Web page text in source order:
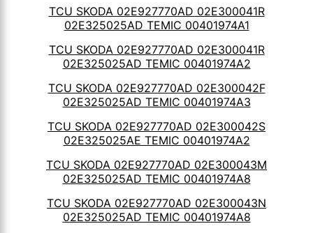
TCU SKODA 02E927770AD 02E300041R
02E325025AD TEMIC 00401974A1
TCU SKODA 02E927770AD 02E300041R
02E325025AD TEMIC 00401974A2
TCU SKODA 02E927770AD 02E300042F
02E325025AD TEMIC 00401974A3
TCU SKODA 02E927770AD 02E300042S
02E325025AE TEMIC 00401974A2
TCU SKODA 02E927770AD 02E300043M
02E325025AD TEMIC 00401974A8
TCU SKODA 02E927770AD 02E300043N
02E325025AD TEMIC 00401974A8